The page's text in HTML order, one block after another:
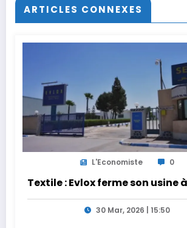
ARTICLES CONNEXES
L'Economiste 0
Textile : Evlox ferme son usine
30 Mar, 2026 | 15:50